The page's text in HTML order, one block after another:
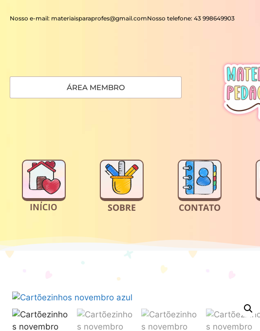
Nosso e-mail: materiaisparaprofes@gmail.comNosso telefone: 43 998649903
ÁREA MEMBRO
INÍCIO SOBRE CONTATO